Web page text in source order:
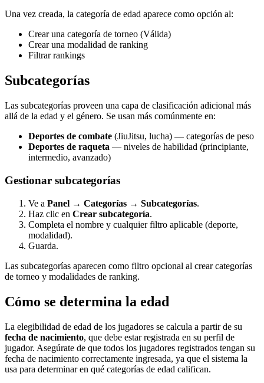
Una vez creada, la categoría de edad aparece como opción al:
Crear una categoría de torneo (Válida)
Crear una modalidad de ranking
Filtrar rankings
Subcategorías
Las subcategorías proveen una capa de clasificación adicional más
allá de la edad y el género. Se usan más comúnmente en:
Deportes de combate (JiuJitsu, lucha) — categorías de peso
Deportes de raqueta — niveles de habilidad (principiante,
intermedio, avanzado)
Gestionar subcategorías
Ve a Panel → Categorías → Subcategorías.
Haz clic en Crear subcategoría.
Completa el nombre y cualquier filtro aplicable (deporte,
modalidad).
Guarda.
Las subcategorías aparecen como filtro opcional al crear categorías
de torneo y modalidades de ranking.
Cómo se determina la edad
La elegibilidad de edad de los jugadores se calcula a partir de su
fecha de nacimiento, que debe estar registrada en su perfil de
jugador. Asegúrate de que todos los jugadores registrados tengan su
fecha de nacimiento correctamente ingresada, ya que el sistema la
usa para determinar en qué categorías de edad califican.